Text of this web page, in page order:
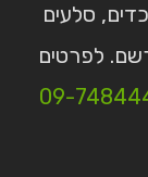
סלעים
לפרטים
09-